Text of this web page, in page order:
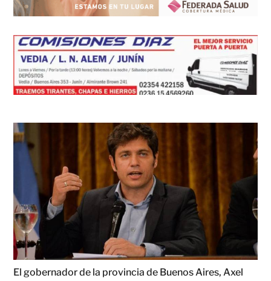
El gobernador de la provincia de Buenos Aires, Axel